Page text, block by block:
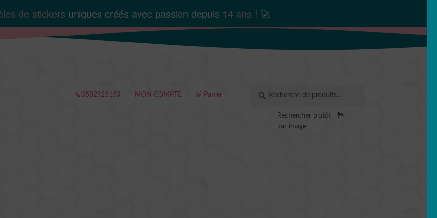
de stickers uniques créés avec passion depuis 14 ans ! 🚀
📞0582925153 MON COMPTE 🛒 Panier
pour :
RECHERCHE
Rechercher plutôt
par image
🏞️